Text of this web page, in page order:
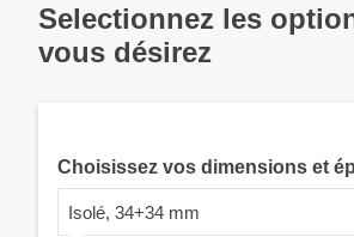
Selectionnez les
vous désirez
Choisissez vos dimensions et
Isolé, 34+34 mm